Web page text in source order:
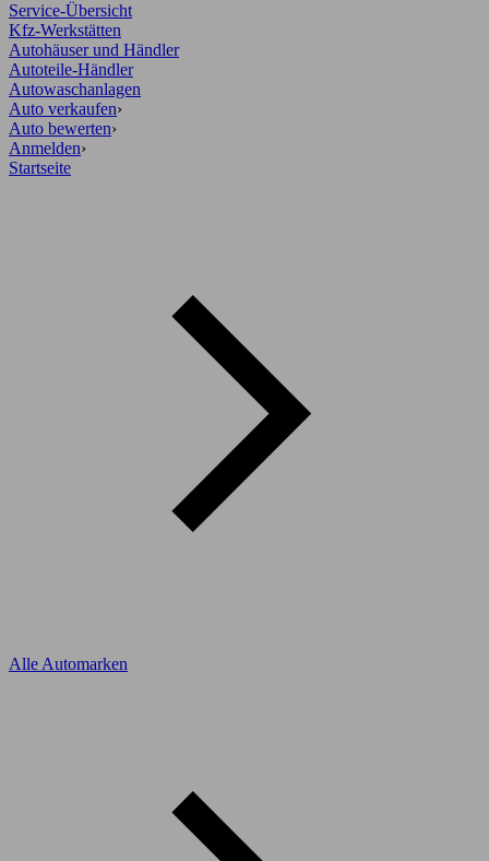
Service-Übersicht
Kfz-Werkstätten
Autohäuser und Händler
Autoteile-Händler
Autowaschanlagen
Auto verkaufen›
Auto bewerten›
Anmelden›
Startseite
Alle Automarken